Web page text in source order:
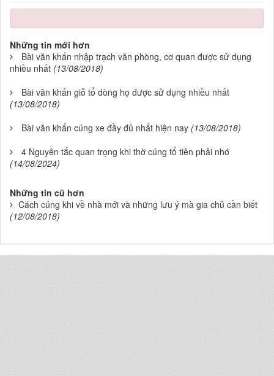
Những tin mới hơn
Bài văn khấn nhập trạch văn phòng, cơ quan được sử dụng
nhiều nhất (13/08/2018)
Bài văn khấn giỗ tổ dòng họ được sử dụng nhiều nhất
(13/08/2018)
Bài văn khấn cúng xe đầy đủ nhất hiện nay (13/08/2018)
4 Nguyên tắc quan trọng khi thờ cúng tổ tiên phải nhớ
(14/08/2024)
Những tin cũ hơn
Cách cúng khi về nhà mới và những lưu ý mà gia chủ cần biết
(12/08/2018)